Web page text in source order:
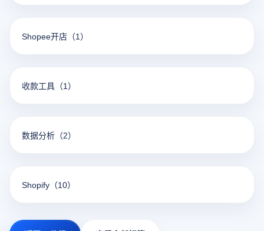
Shopee开店 （1）
收款工具 （1）
数据分析 （2）
Shopify （10）